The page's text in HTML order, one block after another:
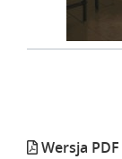
Wersja PDF